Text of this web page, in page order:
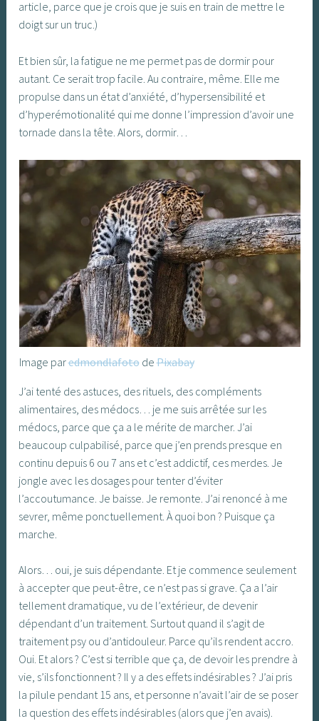
article, parce que je crois que je suis en train de mettre le
doigt sur un truc.)
Et bien sûr, la fatigue ne me permet pas de dormir pour
autant. Ce serait trop facile. Au contraire, même. Elle me
propulse dans un état d’anxiété, d’hypersensibilité et
d’hyperémotionalité qui me donne l’impression d’avoir une
tornade dans la tête. Alors, dormir…
Image paredmondlafotodePixabay
J’ai tenté des astuces, des rituels, des compléments
alimentaires, des médocs… je me suis arrêtée sur les
médocs, parce que ça a le mérite de marcher. J’ai
beaucoup culpabilisé, parce que j’en prends presque en
continu depuis 6 ou 7 ans et c’est addictif, ces merdes. Je
jongle avec les dosages pour tenter d’éviter
l’accoutumance. Je baisse. Je remonte. J’ai renoncé à me
sevrer, même ponctuellement. À quoi bon ? Puisque ça
marche.
Alors… oui, je suis dépendante. Et je commence seulement
à accepter que peut-être, ce n’est pas si grave. Ça a l’air
tellement dramatique, vu de l’extérieur, de devenir
dépendant d’un traitement. Surtout quand il s’agit de
traitement psy ou d’antidouleur. Parce qu’ils rendent accro.
Oui. Et alors ? C’est si terrible que ça, de devoir les prendre à
vie, s’ils fonctionnent ? Il y a des effets indésirables ? J’ai pris
la pilule pendant 15 ans, et personne n’avait l’air de se poser
la question des effets indésirables (alors que j’en avais).